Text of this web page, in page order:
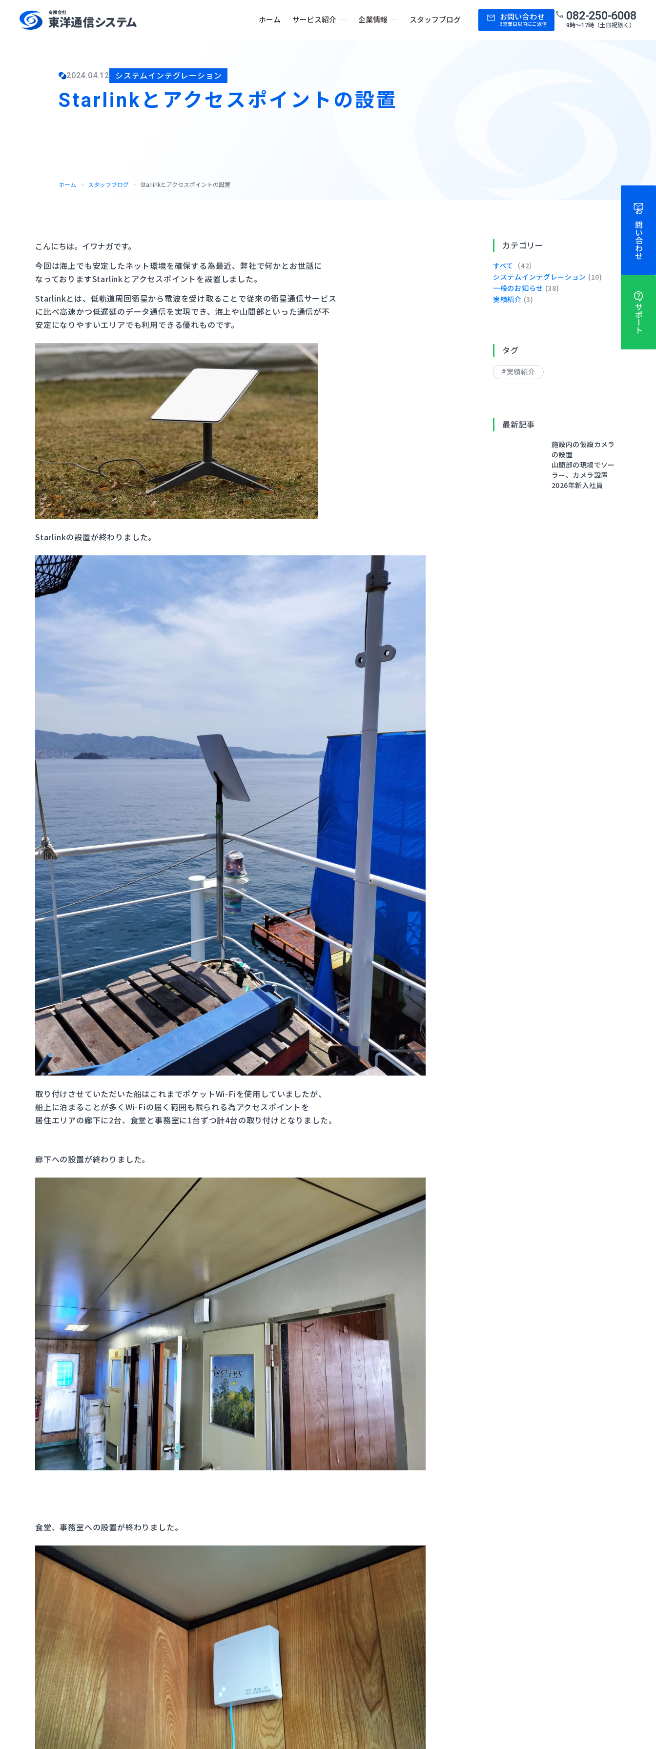
ホーム サービス紹介 企業情報 スタッフブログ お問い合わせ
3営業日以内にご返信
082-250-6008
9時〜17時（土日祝除く）
お問い合わせ
サポート
2024.04.12 システムインテグレーション
Starlinkとアクセスポイントの設置
ホーム スタッフブログ Starlinkとアクセスポイントの設置
こんにちは。イワナガです。
今回は海上でも安定したネット環境を確保する為最近、弊社で何かとお世話に
なっておりますStarlinkとアクセスポイントを設置しました。
Starlinkとは、低軌道周回衛星から電波を受け取ることで従来の衛星通信サービス
に比べ高速かつ低遅延のデータ通信を実現でき、海上や山間部といった通信が不
安定になりやすいエリアでも利用できる優れものです。
Starlinkの設置が終わりました。
取り付けさせていただいた船はこれまでポケットWi-Fiを使用していましたが、
船上に泊まることが多くWi-Fiの届く範囲も限られる為アクセスポイントを
居住エリアの廊下に2台、食堂と事務室に1台ずつ計4台の取り付けとなりました。
廊下への設置が終わりました。
食堂、事務室への設置が終わりました。
カテゴリー
すべて （42）
システムインテグレーション (10)
一般のお知らせ (38)
実績紹介 (3)
タグ
実績紹介
最新記事
施設内の仮設カメラ
の設置
山間部の現場でソー
ラー、カメラ設置
2026年新入社員